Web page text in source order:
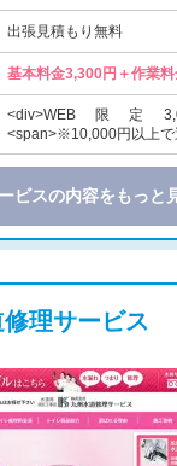
出張見積もり無料
基本料金3,300円＋作業
<div>WEB限定
<span>※10,000円以上で
ビスの内容をもっと
理サービス